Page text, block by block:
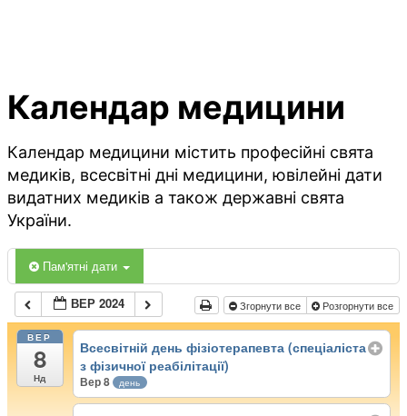
Календар медицини
Календар медицини містить професійні свята
медиків, всесвітні дні медицини, ювілейні дати
видатних медиків а також державні свята
України.
Пам'ятні дати
ВЕР 2024 Згорнути все Розгорнути все
ВЕР
8
Нд
Всесвітній день фізіотерапевта (спеціаліста
з фізичної реабілітації)
Вер 8 день